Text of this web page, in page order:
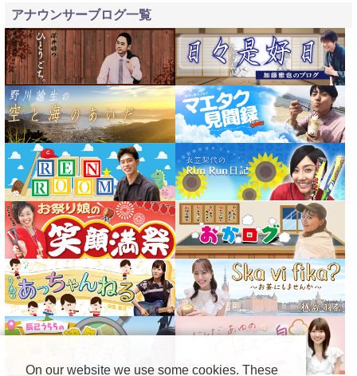
アナウンサーブログ一覧
On our website we use some cookies. These